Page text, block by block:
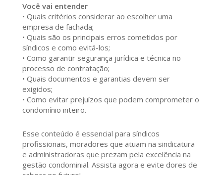
Você vai entender
• Quais critérios considerar ao escolher uma
empresa de fachada;
• Quais são os principais erros cometidos por
síndicos e como evitá-los;
• Como garantir segurança jurídica e técnica no
processo de contratação;
• Quais documentos e garantias devem ser
exigidos;
• Como evitar prejuízos que podem comprometer o
condomínio inteiro.
Esse conteúdo é essencial para síndicos
profissionais, moradores que atuam na sindicatura
e administradoras que prezam pela excelência na
gestão condominial. Assista agora e evite dores de